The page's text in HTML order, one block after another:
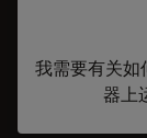
我需要有关如
器上